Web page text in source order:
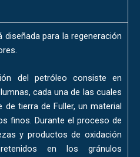
diseñada para la regeneración
del petróleo consiste en
cada una de las cuales
tierra de Fuller, un material
finos. Durante el proceso de
y productos de oxidación
en los gránulos